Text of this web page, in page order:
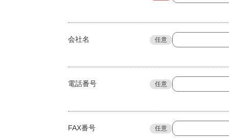
会社名 任意
電話番号 任意
FAX番号 任意